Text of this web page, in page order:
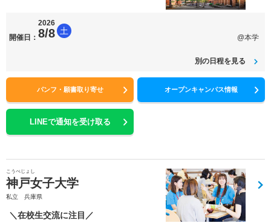
開催日：
2026
8/8 土
@本学
別の日程を見る
パンフ・願書取り寄せ オープンキャンパス情報
LINEで通知を受け取る
こうべじょし
神戸女子大学
私立 兵庫県
＼在校生交流に注目／